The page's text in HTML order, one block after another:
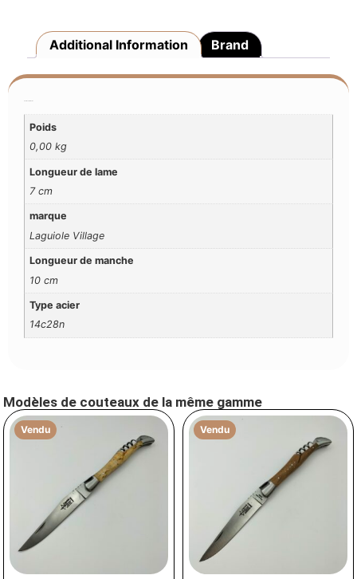
Additional Information Brand
Poids
0,00 kg
Longueur de lame
7 cm
marque
Laguiole Village
Longueur de manche
10 cm
Type acier
14c28n
Modèles de couteaux de la même gamme
Vendu Vendu